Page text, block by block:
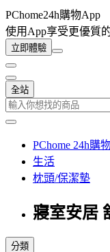
PChome24h購物App
使用App享受更優質
立即體驗
全站
PChome 24h購
生活
枕頭/保潔墊
寢室安居
分類